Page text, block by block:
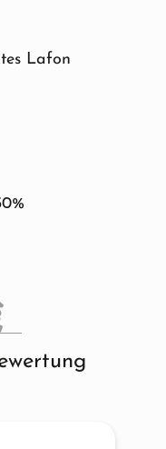
Lafon